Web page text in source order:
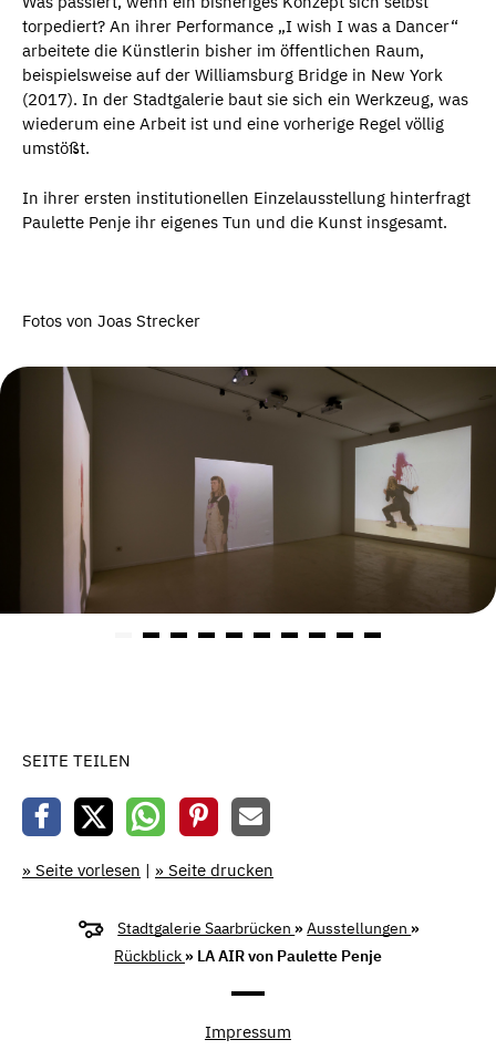
torpediert? An ihrer Performance „I wish I was a Dancer“
arbeitete die Künstlerin bisher im öffentlichen Raum,
beispielsweise auf der Williamsburg Bridge in New York
(2017). In der Stadtgalerie baut sie sich ein Werkzeug, was
wiederum eine Arbeit ist und eine vorherige Regel völlig
umstößt.
In ihrer ersten institutionellen Einzelausstellung hinterfragt
Paulette Penje ihr eigenes Tun und die Kunst insgesamt.
Fotos von Joas Strecker
SEITE TEILEN
» Seite vorlesen | » Seite drucken
Stadtgalerie Saarbrücken »Ausstellungen »
Rückblick » LA AIR von Paulette Penje
Impressum